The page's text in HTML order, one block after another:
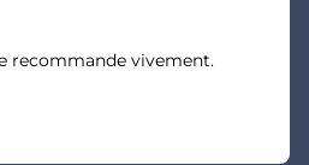
recommande vivement.